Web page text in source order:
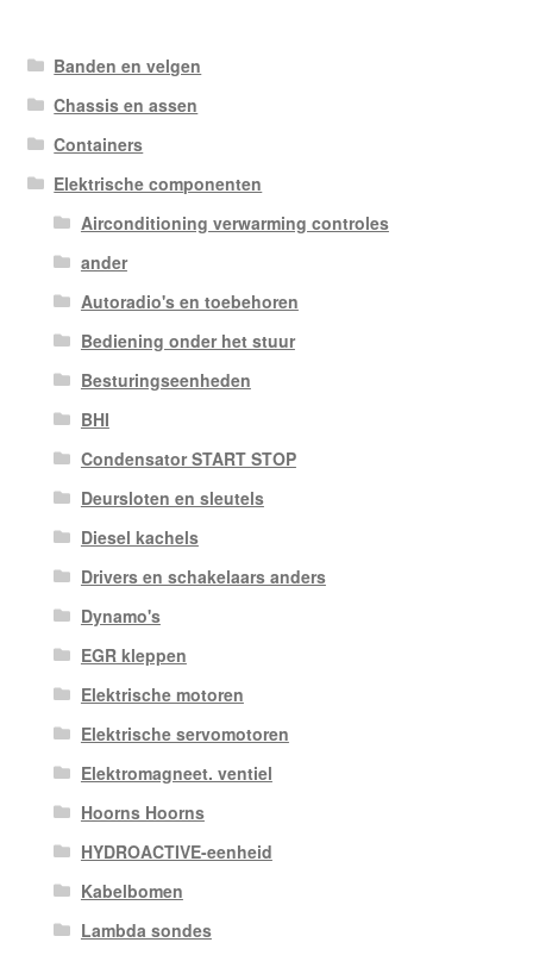
Banden en velgen
Chassis en assen
Containers
Elektrische componenten
Airconditioning verwarming controles
ander
Autoradio's en toebehoren
Bediening onder het stuur
Besturingseenheden
BHI
Condensator START STOP
Deursloten en sleutels
Diesel kachels
Drivers en schakelaars anders
Dynamo's
EGR kleppen
Elektrische motoren
Elektrische servomotoren
Elektromagneet. ventiel
Hoorns Hoorns
HYDROACTIVE-eenheid
Kabelbomen
Lambda sondes